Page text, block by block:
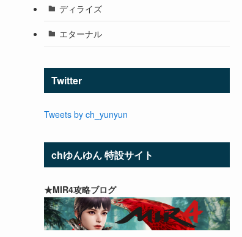
ディライズ
エターナル
Twitter
Tweets by ch_yunyun
chゆんゆん 特設サイト
★MIR4攻略ブログ